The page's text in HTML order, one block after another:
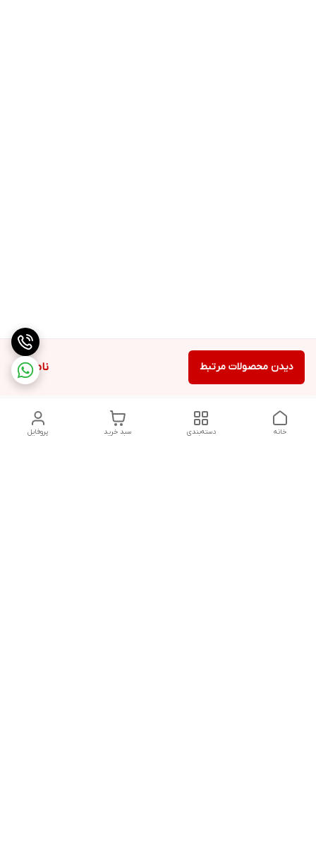
ناموجود دیدن محصولات مرتبط
پروفایل سبد خرید دسته‌بندی خانه